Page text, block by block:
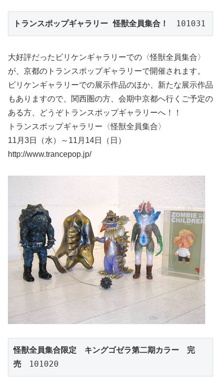
トランスポップギャラリー 怪獣全員集合！ 101031
大好評だったビリケンギャラリーでの〈怪獣全員集合〉
が、京都のトランスポップギャラリーで開催されます。
ビリケンギャラリーでの展示作品のほか、新たな展示作品
もありますので、関西圏の方、会期中京都へ行くご予定の
ある方、どうぞトランスポップギャラリーへ！！
トランスポップギャラリー〈怪獣全員集合〉
11月3日（水）～11月14日（日）
http://www.trancepop.jp/
怪獣全員集合限定　キングゴゼラ第二期カラー　完
売 101020